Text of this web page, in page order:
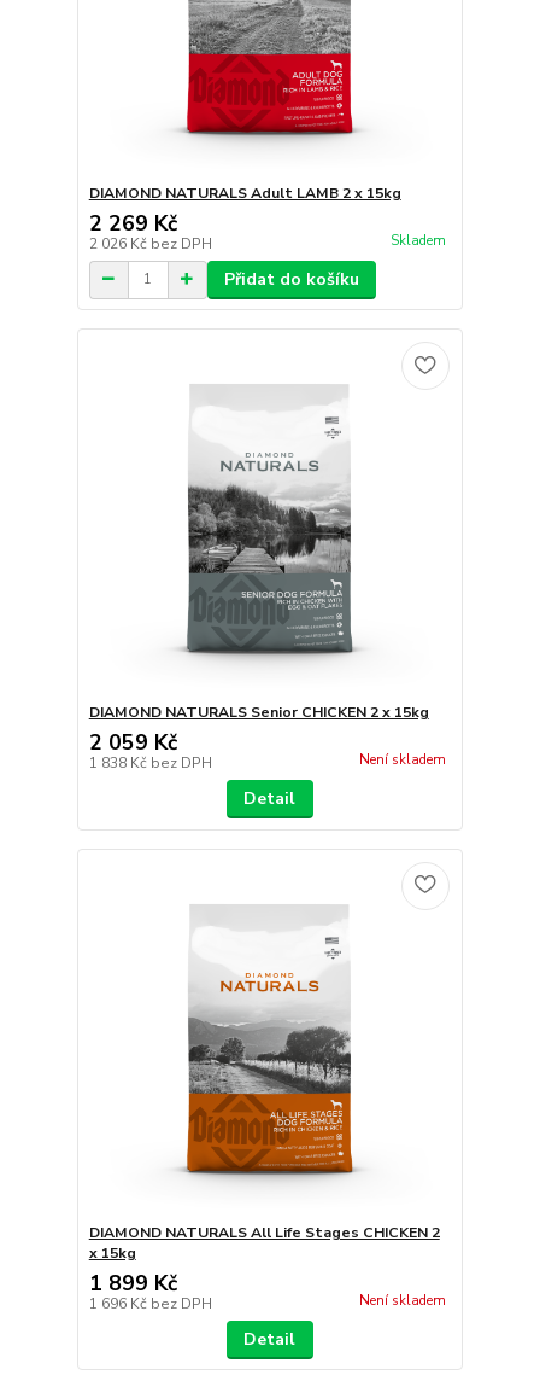
DIAMOND NATURALS Adult LAMB 2 x 15kg
2 269 Kč
2 026 Kč bez DPH Skladem
Přidat do košíku
DIAMOND NATURALS Senior CHICKEN 2 x 15kg
2 059 Kč
1 838 Kč bez DPH Není skladem
Detail
DIAMOND NATURALS All Life Stages CHICKEN 2
x 15kg
1 899 Kč
1 696 Kč bez DPH Není skladem
Detail